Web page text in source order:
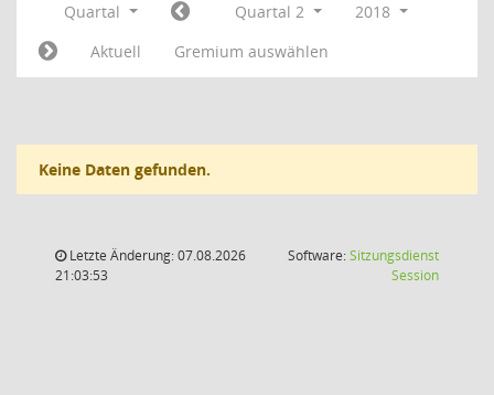
Quartal Quartal 2
2018
Aktuell
Gremium auswählen
Keine Daten gefunden.
Letzte Änderung: 07.08.2026
21:03:53
Software:Sitzungsdienst
Session(Wird in